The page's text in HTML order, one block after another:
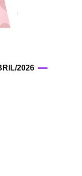
2026